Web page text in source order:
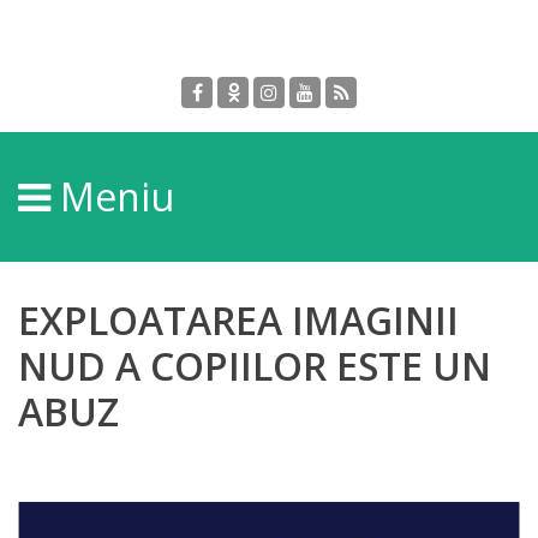
DGPDC
Informații
despre
Subdiviziuni/Servicii
Structura
Meniu
EXPLOATAREA IMAGINII
NUD A COPIILOR ESTE UN
ABUZ